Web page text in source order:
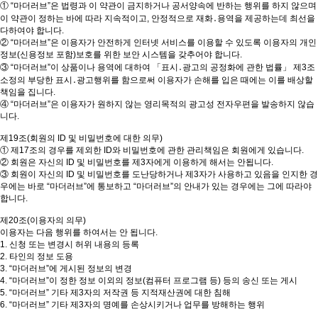
① “마더러브”은 법령과 이 약관이 금지하거나 공서양속에 반하는 행위를 하지 않으며
이 약관이 정하는 바에 따라 지속적이고, 안정적으로 재화․용역을 제공하는데 최선을
다하여야 합니다.
② “마더러브”은 이용자가 안전하게 인터넷 서비스를 이용할 수 있도록 이용자의 개인
정보(신용정보 포함)보호를 위한 보안 시스템을 갖추어야 합니다.
③ “마더러브”이 상품이나 용역에 대하여 「표시․광고의 공정화에 관한 법률」 제3조
소정의 부당한 표시․광고행위를 함으로써 이용자가 손해를 입은 때에는 이를 배상할
책임을 집니다.
④ “마더러브”은 이용자가 원하지 않는 영리목적의 광고성 전자우편을 발송하지 않습
니다.
제19조(회원의 ID 및 비밀번호에 대한 의무)
① 제17조의 경우를 제외한 ID와 비밀번호에 관한 관리책임은 회원에게 있습니다.
② 회원은 자신의 ID 및 비밀번호를 제3자에게 이용하게 해서는 안됩니다.
③ 회원이 자신의 ID 및 비밀번호를 도난당하거나 제3자가 사용하고 있음을 인지한 경
우에는 바로 “마더러브”에 통보하고 “마더러브”의 안내가 있는 경우에는 그에 따라야
합니다.
제20조(이용자의 의무)
이용자는 다음 행위를 하여서는 안 됩니다.
1. 신청 또는 변경시 허위 내용의 등록
2. 타인의 정보 도용
3. “마더러브”에 게시된 정보의 변경
4. “마더러브”이 정한 정보 이외의 정보(컴퓨터 프로그램 등) 등의 송신 또는 게시
5. “마더러브” 기타 제3자의 저작권 등 지적재산권에 대한 침해
6. “마더러브” 기타 제3자의 명예를 손상시키거나 업무를 방해하는 행위